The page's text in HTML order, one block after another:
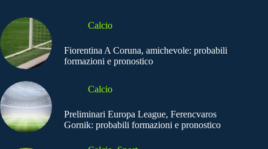
Calcio
Fiorentina A Coruna, amichevole: probabili
formazioni e pronostico
Calcio
Preliminari Europa League, Ferencvaros
Gornik: probabili formazioni e pronostico